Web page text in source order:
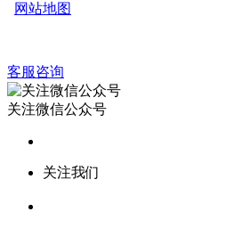
网站地图
客服咨询
关注微信公众号
关注我们